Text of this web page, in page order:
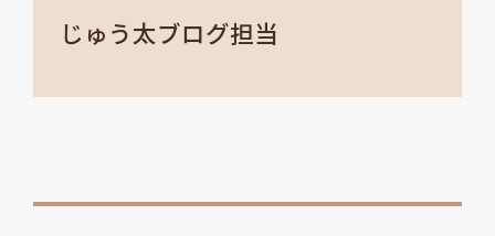
じゅう太ブログ担当